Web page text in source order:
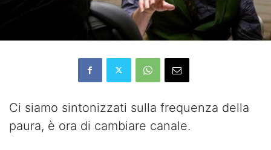
Ci siamo sintonizzati sulla frequenza della
paura, è ora di cambiare canale.